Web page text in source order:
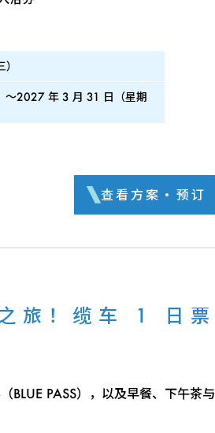
2027 年 3 月 31 日（星期
查看方案・预订
旅！缆车 1 日票
BLUE PASS），以及早餐、下午茶与